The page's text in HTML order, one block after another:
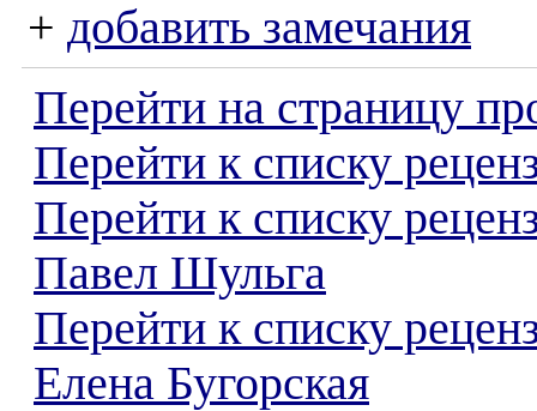
+ добавить замечания
Перейти на страницу
Перейти к списку
Перейти к списку
Павел Шульга
Перейти к списку
Елена Бугорская